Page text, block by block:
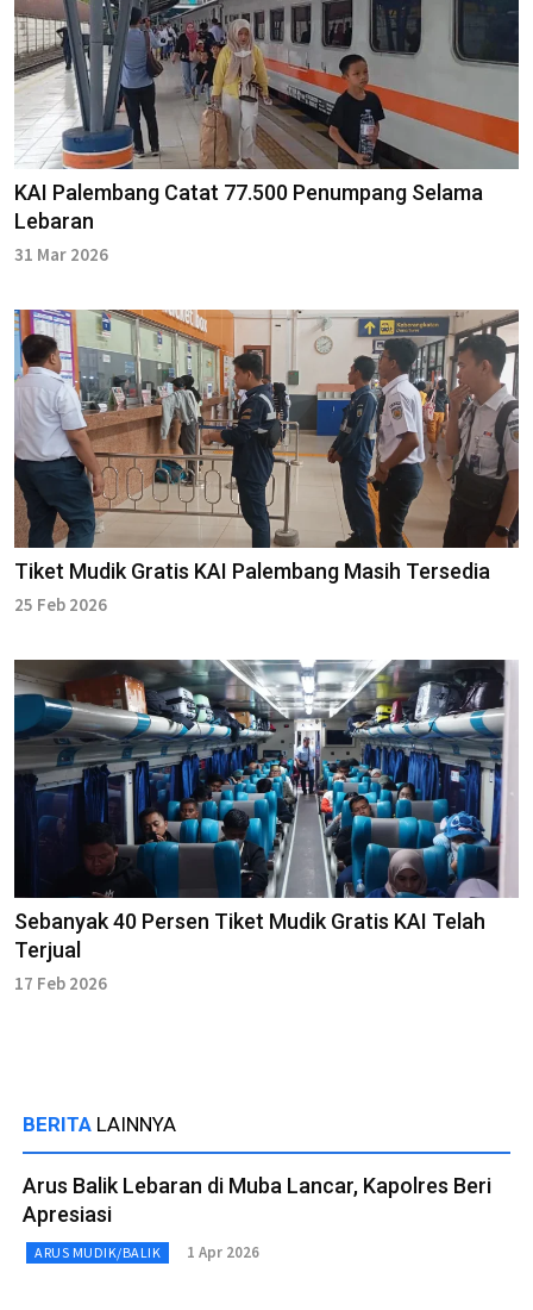
KAI Palembang Catat 77.500 Penumpang Selama
Lebaran
31 Mar 2026
Tiket Mudik Gratis KAI Palembang Masih Tersedia
25 Feb 2026
Sebanyak 40 Persen Tiket Mudik Gratis KAI Telah
Terjual
17 Feb 2026
BERITA LAINNYA
Arus Balik Lebaran di Muba Lancar, Kapolres Beri
Apresiasi
ARUS MUDIK/BALIK 1 Apr 2026